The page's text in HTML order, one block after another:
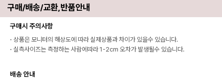
구매/배송/교환,반품안내
구매시 주의사항
· 상품은 모니터의 해상도에 따라 실제상품과 차이가 있을수 있습니다.
· 실측사이즈는 측정하는 사람에따라 1-2cm 오차가 발생될수 있습니다.
배송 안내